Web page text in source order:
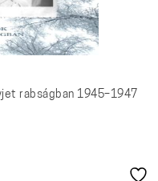
rabságban 1945–1947